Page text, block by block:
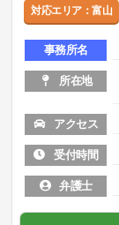
対応エリア：富山
事務所名
所在地
アクセス
受付時間
弁護士